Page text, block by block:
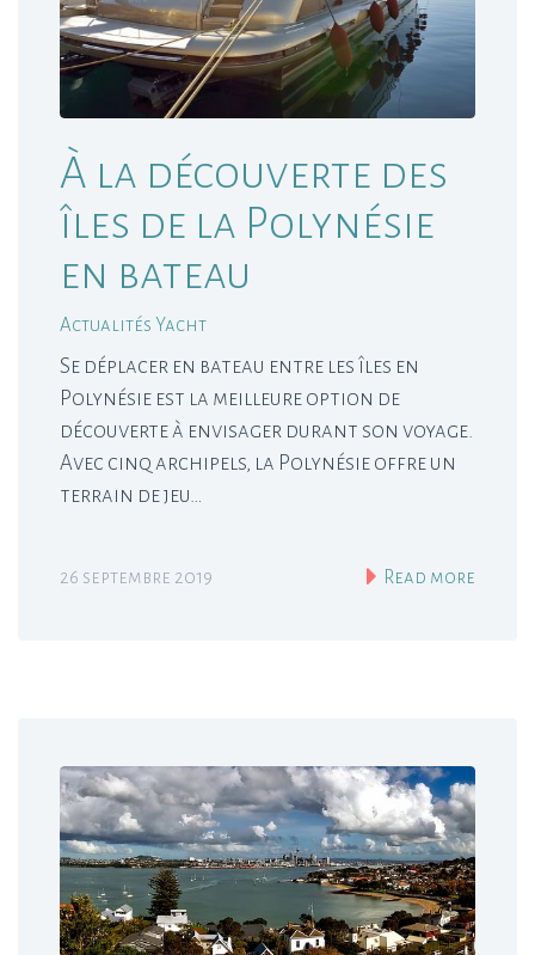
À la découverte des
îles de la Polynésie
en bateau
Actualités Yacht
Se déplacer en bateau entre les îles en
Polynésie est la meilleure option de
découverte à envisager durant son voyage.
Avec cinq archipels, la Polynésie offre un
terrain de jeu…
26 septembre 2019 Read more